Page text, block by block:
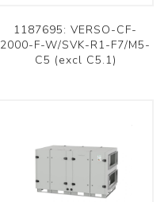
1187695: VERSO-CF-
2000-F-W/SVK-R1-F7/M5-
C5 (excl C5.1)